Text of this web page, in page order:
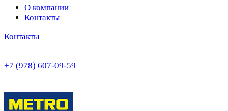
О компании
Контакты
Контакты
+7 (978) 607-09-59